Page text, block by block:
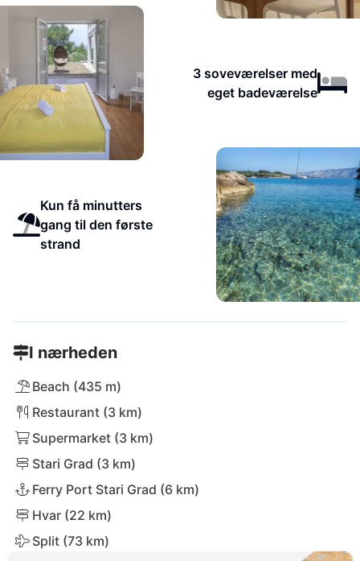
3 soveværelser med
eget badeværelse
Kun få minutters
gang til den første
strand
I nærheden
Beach (435 m)
Restaurant (3 km)
Supermarket (3 km)
Stari Grad (3 km)
Ferry Port Stari Grad (6 km)
Hvar (22 km)
Split (73 km)